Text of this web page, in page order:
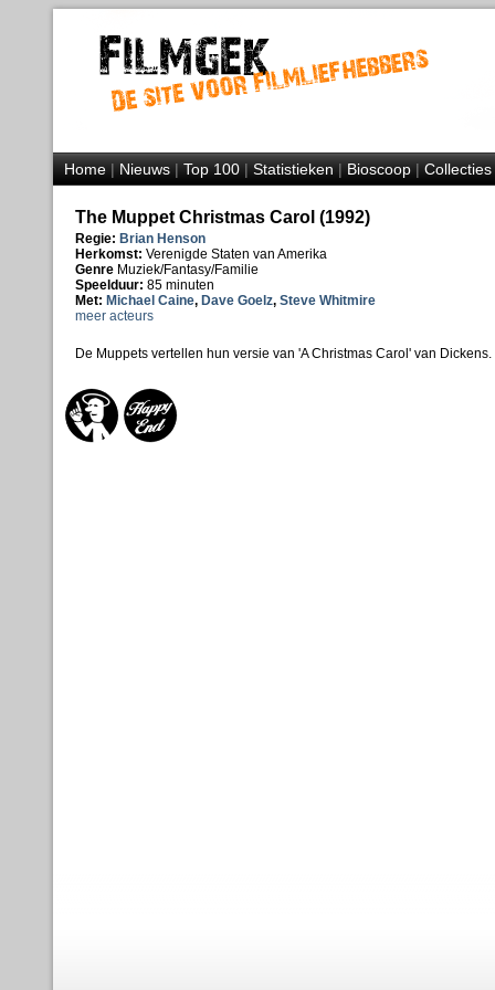
Home|Nieuws|Top 100|Statistieken|Bioscoop|Collecties
The Muppet Christmas Carol (1992)
Regie: Brian Henson
Herkomst: Verenigde Staten van Amerika
Genre Muziek/Fantasy/Familie
Speelduur: 85 minuten
Met: Michael Caine, Dave Goelz, Steve Whitmire
meer acteurs
De Muppets vertellen hun versie van 'A Christmas Carol' van Dickens.